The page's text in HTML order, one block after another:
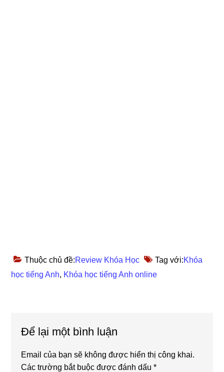
Thuộc chủ đề:Review Khóa Học Tag với:Khóa
học tiếng Anh, Khóa học tiếng Anh online
Interactions
Để lại một bình luận
Email của bạn sẽ không được hiển thị công khai.
Các trường bắt buộc được đánh dấu*